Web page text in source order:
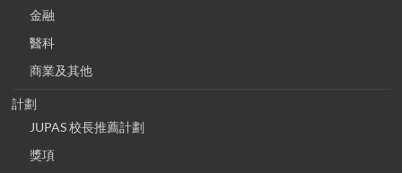
金融
醫科
商業及其他
計劃
JUPAS 校長推薦計劃
獎項